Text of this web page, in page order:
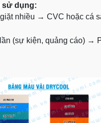
sử dụng:
nhiều → CVC hoặc cá
(sự kiện, quảng cáo) →